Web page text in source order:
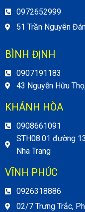
0972652999
51 Trần Nguyên
BÌNH ĐỊNH
0907191183
43 Nguyễn Hữu
KHÁNH HÒA
0908661091
STH08.01 đường
Nha Trang
VĨNH PHÚC
0926318886
02/7 Trưng Trắc,